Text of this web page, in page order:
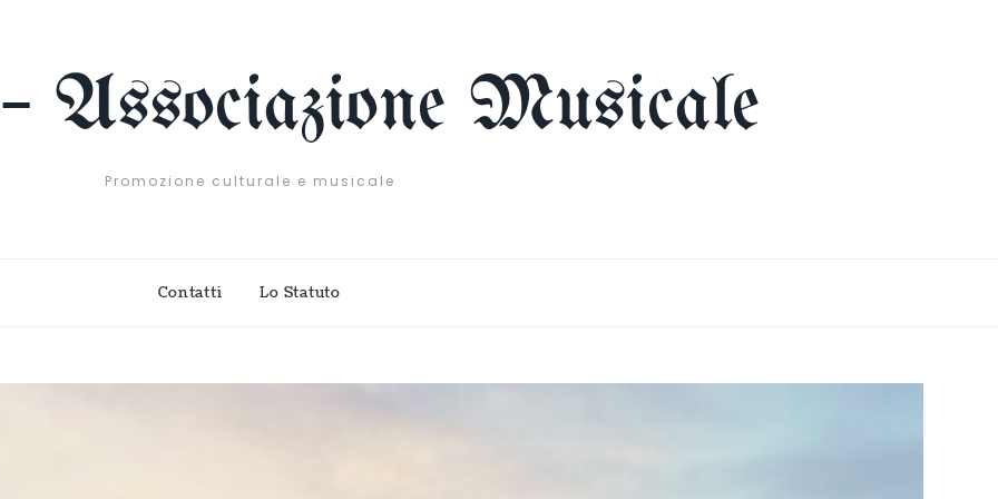
Associazione Musicale
Promozione culturale e musicale
Contatti Lo Statuto